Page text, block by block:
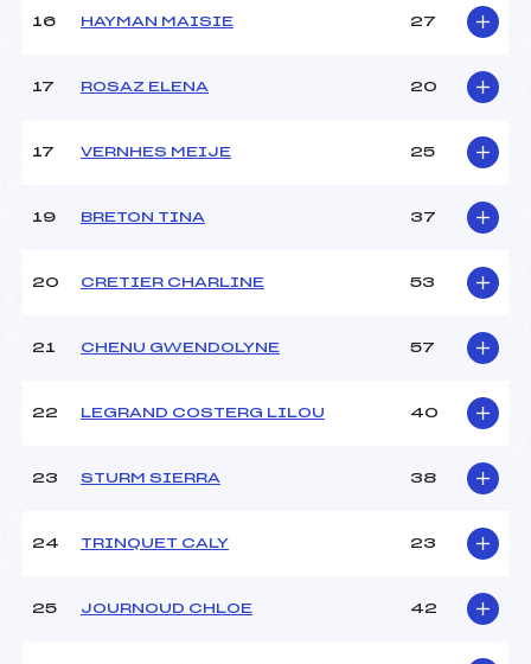
Pénalité appliquée :
60.0000
16 HAYMAN MAISIE 27
17 ROSAZ ELENA 20
17 VERNHES MEIJE 25
19 BRETON TINA 37
20 CRETIER CHARLINE 53
21 CHENU GWENDOLYNE 57
22 LEGRAND COSTERG LILOU 40
23 STURM SIERRA 38
24 TRINQUET CALY 23
25 JOURNOUD CHLOE 42